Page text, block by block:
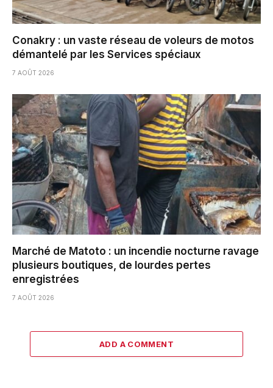
Conakry : un vaste réseau de voleurs de motos
démantelé par les Services spéciaux
7 AOÛT 2026
Marché de Matoto : un incendie nocturne ravage
plusieurs boutiques, de lourdes pertes
enregistrées
7 AOÛT 2026
ADD A COMMENT